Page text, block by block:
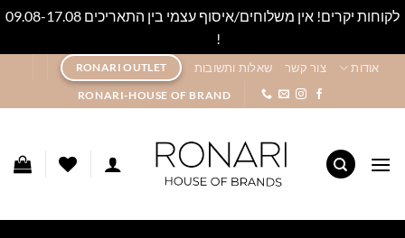
לקוחות יקרים! אין משלוחים/איסוף עצמי בין התאריכים 09.08-17.08
!
content
אודות צור קשר שאלות ותשובות RONARI OUTLET
RONARI-HOUSE OF BRAND